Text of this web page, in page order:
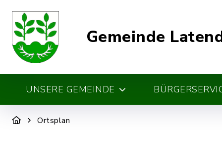
Gemeinde
UNSERE GEMEINDE
Ortsplan